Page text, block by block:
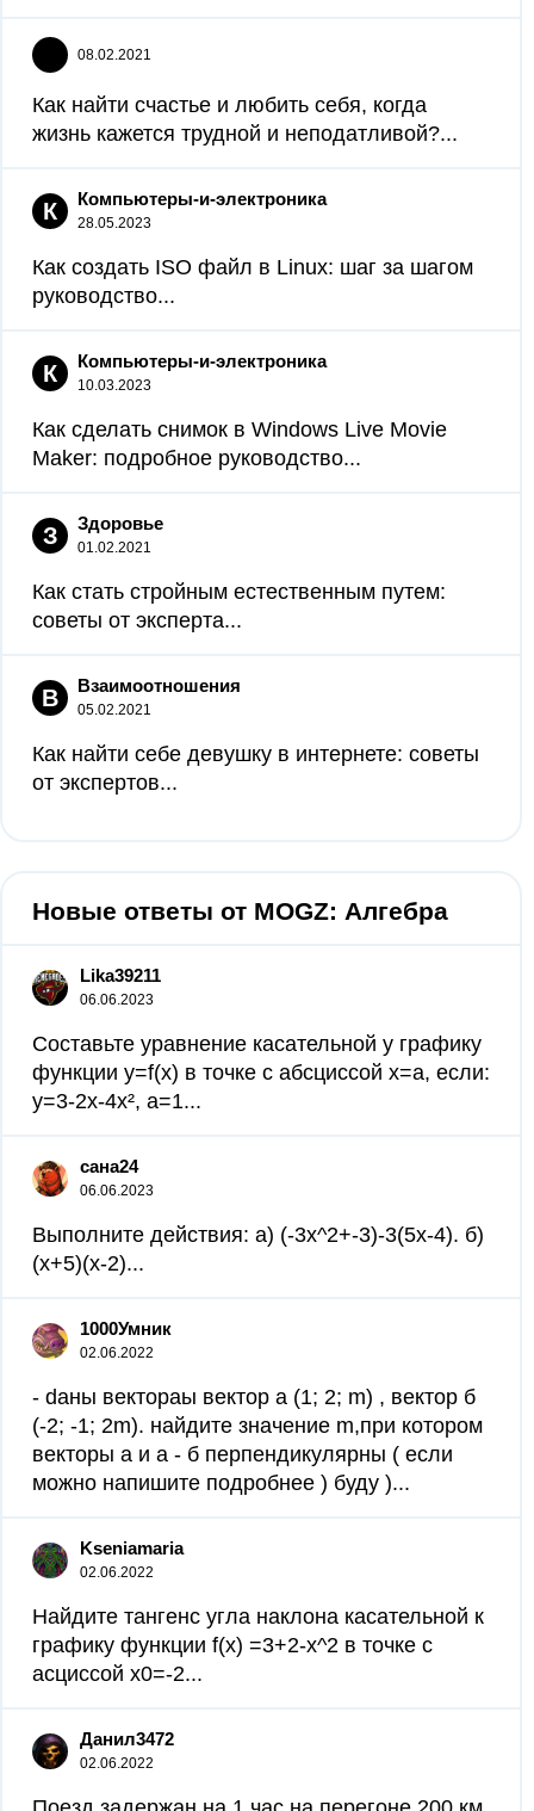
08.02.2021
Как найти счастье и любить себя, когда
жизнь кажется трудной и неподатливой?...
К Компьютеры-и-электроника
28.05.2023
Как создать ISO файл в Linux: шаг за шагом
руководство...
К Компьютеры-и-электроника
10.03.2023
Как сделать снимок в Windows Live Movie
Maker: подробное руководство...
З Здоровье
01.02.2021
Как стать стройным естественным путем:
советы от эксперта...
В Взаимоотношения
05.02.2021
Как найти себе девушку в интернете: советы
от экспертов...
Новые ответы от MOGZ: Алгебра
Lika39211
06.06.2023
Составьте уравнение касательной у графику
функции y=f(x) в точке с абсциссой x=a, если:
y=3-2x-4x², a=1...
сана24
06.06.2023
Выполните действия: а) (-3x^2+-3)-3(5x-4). б)
(x+5)(x-2)...
1000Умник
02.06.2022
- dаны вектораы вектор а (1; 2; m) , вектор б
(-2; -1; 2m). найдите значение m,при котором
векторы а и а - б перпендикулярны ( если
можно напишите подробнее ) буду )...
Kseniamaria
02.06.2022
Найдите тангенс угла наклона касательной к
графику функции f(x) =3+2-x^2 в точке с
асциссой x0=-2...
Данил3472
02.06.2022